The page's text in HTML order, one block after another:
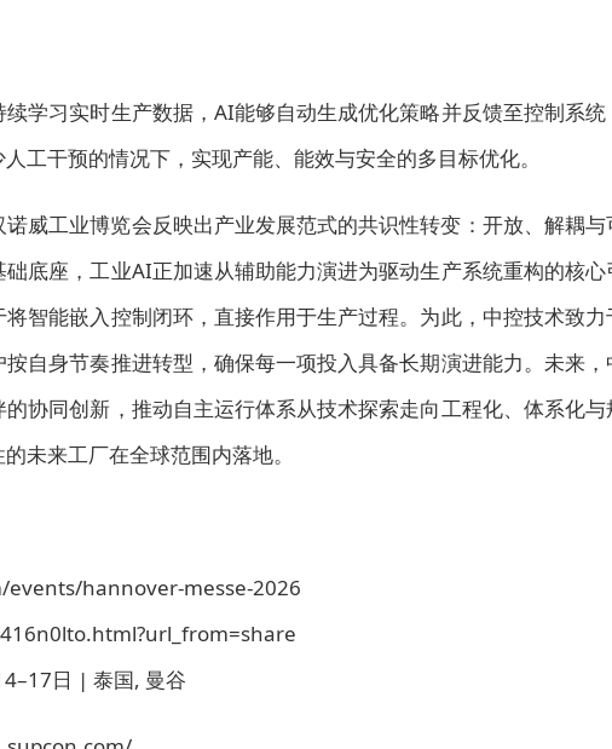
学习实时生产数据，AI能够自动生成优化策略并反馈至控制系统
工干预的情况下，实现产能、能效与安全的多目标优化。
威工业博览会反映出产业发展范式的共识性转变：开放、解耦与
底座，工业AI正加速从辅助能力演进为驱动生产系统重构的核心
智能嵌入控制闭环，直接作用于生产过程。为此，中控技术致力
自身节奏推进转型，确保每一项投入具备长期演进能力。未来，
协同创新，推动自主运行体系从技术探索走向工程化、体系化与
未来工厂在全球范围内落地。
events/hannover-messe-2026
日 | 泰国, 曼谷